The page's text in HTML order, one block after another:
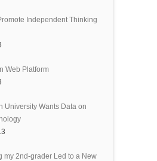
Independent Thinking
Web Platform
University Wants Data on
my 2nd-grader Led to a New